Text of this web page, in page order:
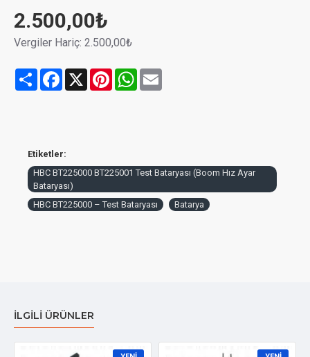
2.500,00₺
Vergiler Hariç: 2.500,00₺
Share Facebook
X PinterestWhatsApp
Etiketler:
HBC BT225000 BT225001 Test Bataryası (Boom Hız Ayar
Bataryası)
HBC BT225000 – Test Bataryası
Batarya
İLGILI ÜRÜNLER